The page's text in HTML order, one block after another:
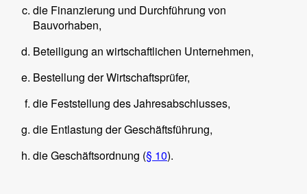
die Finanzierung und Durchführung von
Bauvorhaben,
Beteiligung an wirtschaftlichen Unternehmen,
Bestellung der Wirtschaftsprüfer,
die Feststellung des Jahresabschlusses,
die Entlastung der Geschäftsführung,
die Geschäftsordnung (§ 10).